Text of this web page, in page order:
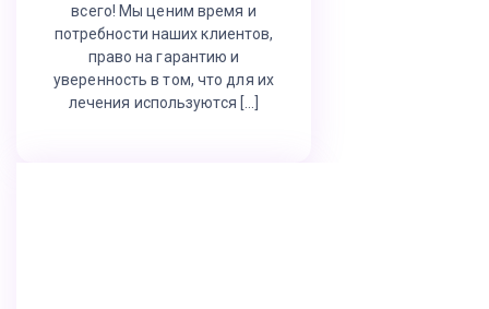
всего! Мы ценим время и
потребности наших клиентов,
право на гарантию и
уверенность в том, что для их
лечения используются […]